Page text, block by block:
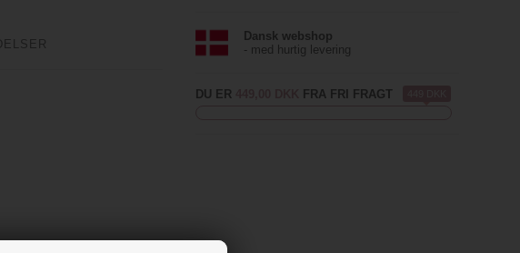
Dansk webshop
- med hurtig levering
DU ER FRA FRI FRAGT